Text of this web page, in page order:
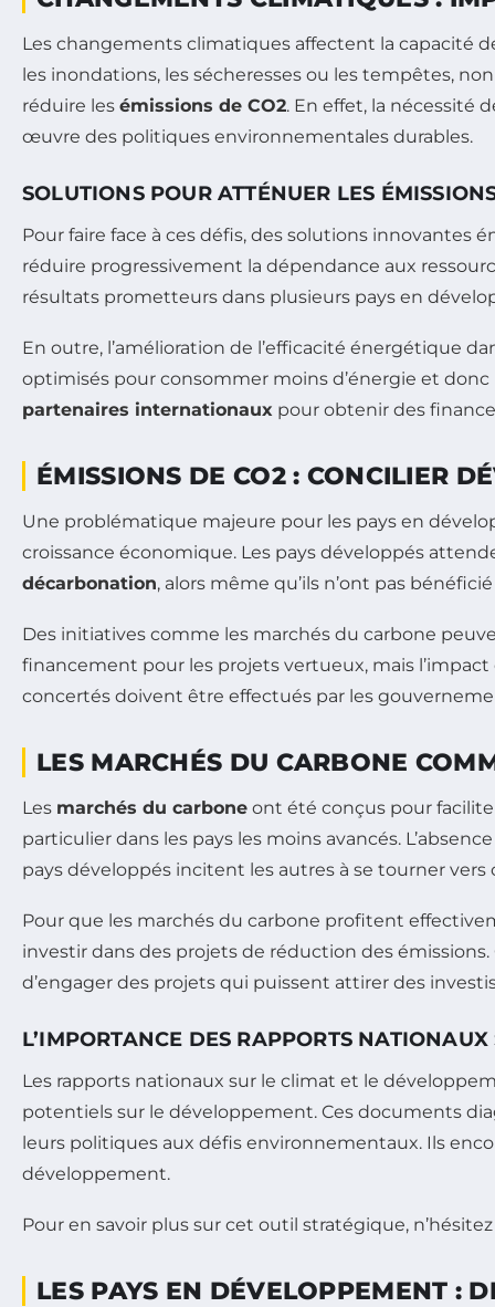
Les changements climatiques affectent la capacité
les inondations, les sécheresses ou les tempêtes,
réduire les émissions de CO2. En effet, la nécessité
œuvre des politiques environnementales durables.
SOLUTIONS POUR ATTÉNUER LES
Pour faire face à ces défis, des solutions innovantes
réduire progressivement la dépendance aux
résultats prometteurs dans plusieurs pays en
En outre, l’amélioration de l’efficacité énergétique
optimisés pour consommer moins d’énergie et
partenaires internationaux pour obtenir des
ÉMISSIONS DE CO2 : CONCILIER
Une problématique majeure pour les pays en
croissance économique. Les pays développés
décarbonation, alors même qu’ils n’ont pas
Des initiatives comme les marchés du carbone
financement pour les projets vertueux, mais
concertés doivent être effectués par les
LES MARCHÉS DU CARBONE
Les marchés du carbone ont été conçus pour
particulier dans les pays les moins avancés.
pays développés incitent les autres à se tourner
Pour que les marchés du carbone profitent
investir dans des projets de réduction des
d’engager des projets qui puissent attirer des
L’IMPORTANCE DES RAPPORTS
Les rapports nationaux sur le climat et le
potentiels sur le développement. Ces documents
leurs politiques aux défis environnementaux. Ils
développement.
Pour en savoir plus sur cet outil stratégique,
LES PAYS EN DÉVELOPPEMENT :